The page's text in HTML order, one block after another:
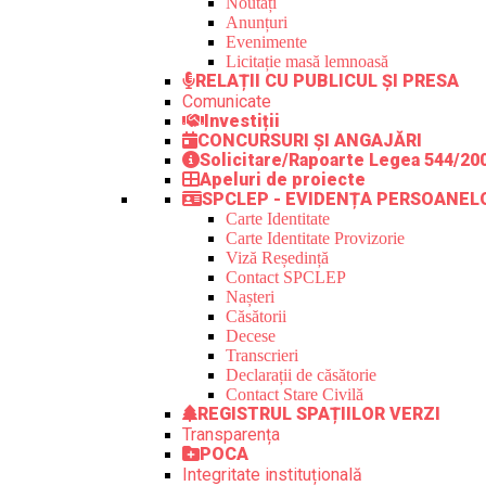
Anunțuri
Evenimente
Licitație masă lemnoasă
RELAȚII CU PUBLICUL ȘI PRESA
Comunicate
Investiții
CONCURSURI ȘI ANGAJĂRI
Solicitare/Rapoarte Legea 544/
Apeluri de proiecte
SPCLEP - EVIDENȚA
Carte Identitate
Carte Identitate Provizorie
Viză Reședință
Contact SPCLEP
Nașteri
Căsătorii
Decese
Transcrieri
Declarații de căsătorie
Contact Stare Civilă
REGISTRUL SPAȚIILOR VERZI
Transparența
POCA
Integritate instituțională